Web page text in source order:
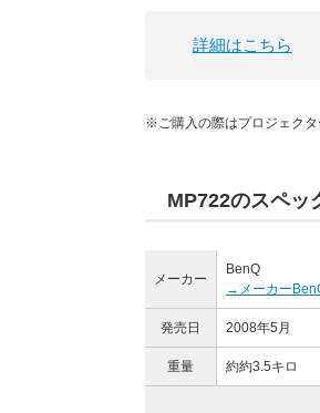
詳細はこちら
※ご購入の際はプロジェク
MP722のスペッ
メーカー
BenQ
→メーカー
発売日 2008年5月
重量 約約3.5キロ